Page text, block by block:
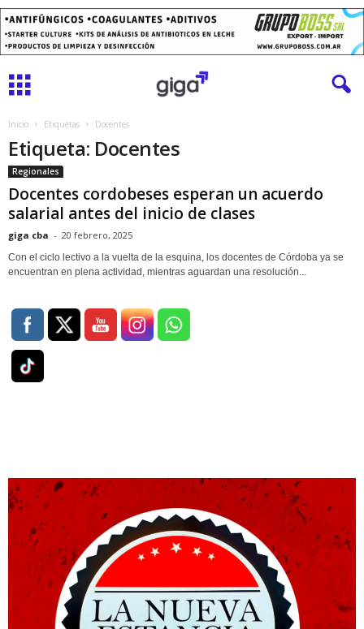
Inicio Etiquetas Docentes
Etiqueta: Docentes
Regionales
Docentes cordobeses esperan un acuerdo
salarial antes del inicio de clases
giga cba - 20 febrero, 2025
Con el ciclo lectivo a la vuelta de la esquina, los docentes de Córdoba ya se
encuentran en plena actividad, mientras aguardan una resolución...